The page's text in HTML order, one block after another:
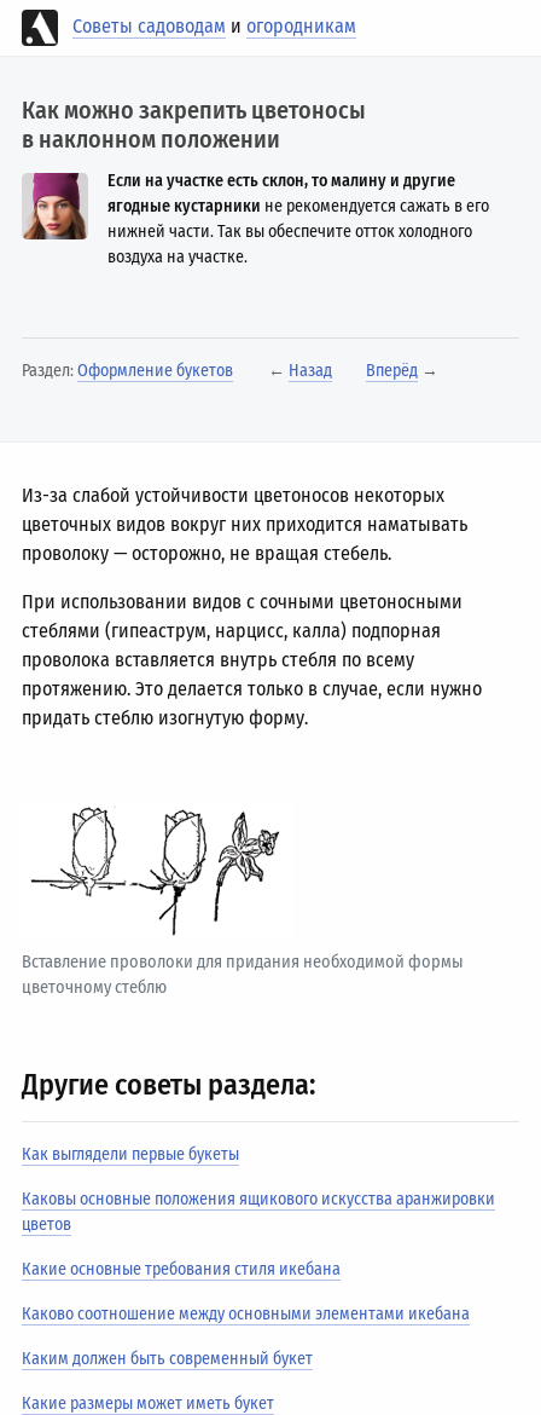
Советы садоводам иогородникам
Как можно закрепить цветоносы
в наклонном положении
Если на участке есть склон, то малину и другие
ягодные кустарники не рекомендуется сажать в его
нижней части. Так вы обеспечите отток холодного
воздуха на участке.
Раздел:Оформление букетов ← Назад Вперёд →
Из-за слабой устойчивости цветоносов некоторых
цветочных видов вокруг них приходится наматывать
проволоку — осторожно, не вращая стебель.
При использовании видов с сочными цветоносными
стеблями (гипеаструм, нарцисс, калла) подпорная
проволока вставляется внутрь стебля по всему
протяжению. Это делается только в случае, если нужно
придать стеблю изогнутую форму.
Вставление проволоки для придания необходимой формы
цветочному стеблю
Другие советы раздела:
Как выглядели первые букеты
Каковы основные положения ящикового искусства аранжировки
цветов
Какие основные требования стиля икебана
Каково соотношение между основными элементами икебана
Каким должен быть современный букет
Какие размеры может иметь букет